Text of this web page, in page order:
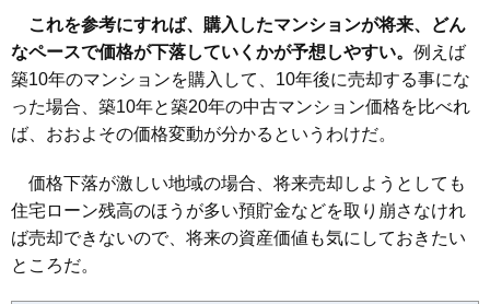
フォルスコート船橋
住所 千葉県船橋市宮本1丁目
交通 大神宮下駅（5分）、船橋駅（12分）
3,890万円～4,190万円
(51.2万円/㎡~55.1万円/㎡)
マンションナビで
無料一括査定をする
これを参考にすれば、購入したマンションが将来、どん
なペースで価格が下落していくかが予想しやすい。 例えば
築10年のマンションを購入して、10年後に売却する事にな
った場合、築10年と築20年の中古マンション価格を比べれ
ば、おおよその価格変動が分かるというわけだ。
価格下落が激しい地域の場合、将来売却しようとしても
住宅ローン残高のほうが多い預貯金などを取り崩さなけれ
ば売却できないので、将来の資産価値も気にしておきたい
ところだ。